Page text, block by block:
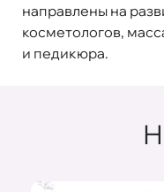
направлены на
косметологов,
и педикюра.